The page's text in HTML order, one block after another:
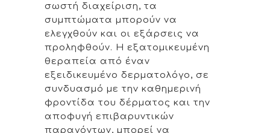
σωστή διαχείριση, τα
συμπτώματα μπορούν να
ελεγχθούν και οι εξάρσεις να
προληφθούν. Η εξατομικευμένη
θεραπεία από έναν
εξειδικευμένο δερματολόγο, σε
συνδυασμό με την καθημερινή
φροντίδα του δέρματος και την
αποφυγή επιβαρυντικών
παραγόντων, μπορεί να